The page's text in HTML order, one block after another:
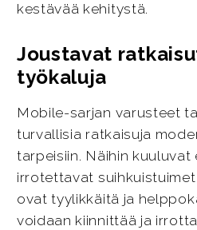
kestävää kehitystä.
Joustavat
työkaluja
Mobile-sarjan varusteet
turvallisia ratkaisuja
tarpeisiin. Näihin kuuluvat
irrotettavat
ovat tyylikkäitä ja
voidaan kiinnittää ja